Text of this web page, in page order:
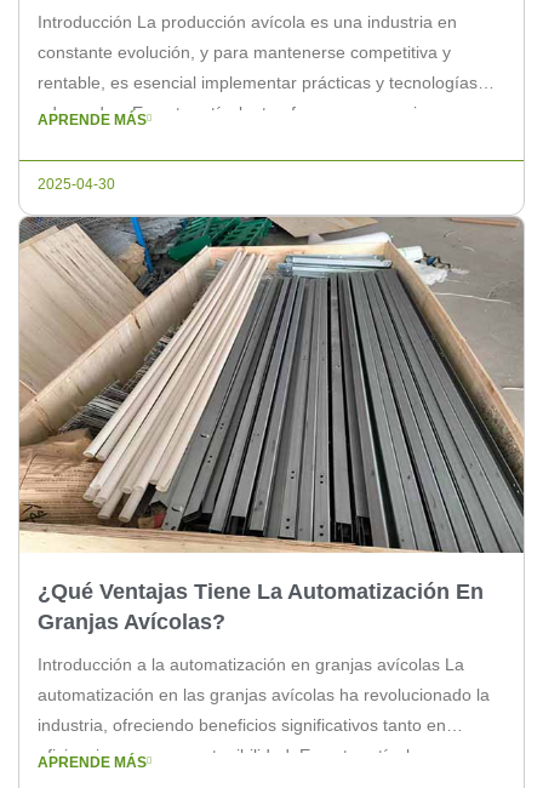
Introducción La producción avícola es una industria en
constante evolución, y para mantenerse competitiva y
rentable, es esencial implementar prácticas y tecnologías
adecuadas. En este artículo, te ofrecemos consejos
[…]
APRENDE MÁS
2025-04-30
¿Qué Ventajas Tiene La Automatización En
Granjas Avícolas?
Introducción a la automatización en granjas avícolas La
automatización en las granjas avícolas ha revolucionado la
industria, ofreciendo beneficios significativos tanto en
eficiencia como en sostenibilidad. En este artículo,
APRENDE MÁS